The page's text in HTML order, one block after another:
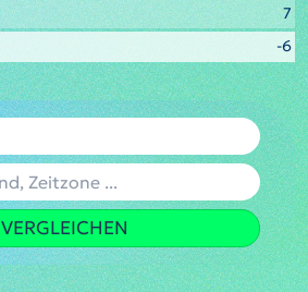
7
-6
VERGLEICHEN